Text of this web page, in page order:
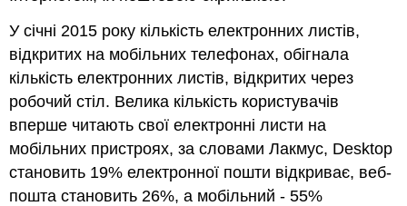
У січні 2015 року кількість електронних листів,
відкритих на мобільних телефонах, обігнала
кількість електронних листів, відкритих через
робочий стіл. Велика кількість користувачів
вперше читають свої електронні листи на
мобільних пристроях, за словами Лакмус, Desktop
становить 19% електронної пошти відкриває, веб-
пошта становить 26%, а мобільний - 55%